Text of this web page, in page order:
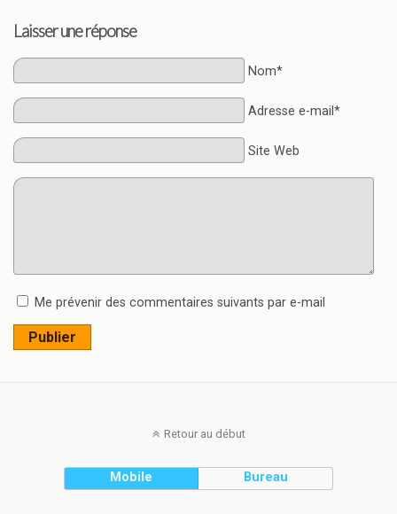
Laisser une réponse
Nom*
Adresse e-mail*
Site Web
Me prévenir des commentaires suivants par e-mail
Publier
Retour au début
Mobile Bureau